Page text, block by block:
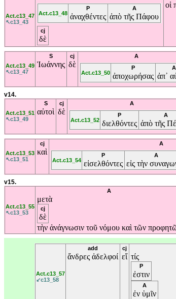
Act.c13_47
↖c13_43
Act.c13_48
P
ἀναχθέντες
A
ἀπὸ τῆς Πάφου
cj
δὲ
οἱ
Act.c13_49
↖c13_47
S
Ἰωάννης
cj
δὲ
A
Act.c13_50
P
ἀποχωρήσας
A
ἀπ᾽
v14.
Act.c13_51
↖c13_49
S
αὐτοὶ
cj
δὲ
A
Act.c13_52
P
διελθόντες
A
ἀπὸ τῆς
Act.c13_53
↖c13_51
cj
καὶ
A
Act.c13_54
P
εἰσελθόντες
A
εἰς τὴν
v15.
Act.c13_55
↖c13_53
A
μετὰ
cj
δὲ
τὴν ἀνάγνωσιν τοῦ νόμου καὶ τῶν
Act.c13_57
↙c13_58
add
ἄνδρες ἀδελφοί
cj
εἴ τίς
P
ἐστιν
A
ἐν ὑμῖν